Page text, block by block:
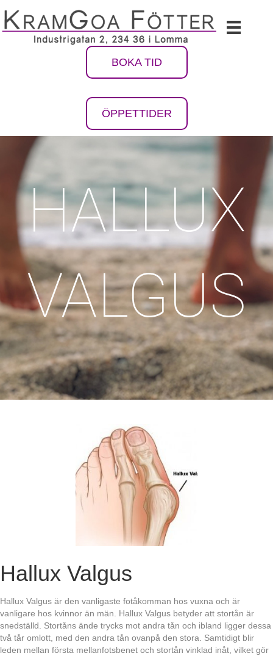
BOKA TID
ÖPPETTIDER
HALLUX
VALGUS
Hallux Valgus
Hallux Valgus är den vanligaste fotåkomman hos vuxna och är
vanligare hos kvinnor än män. Hallux Valgus betyder att stortån är
snedställd. Stortåns ände trycks mot andra tån och ibland ligger dessa
två tår omlott, med den andra tån ovanpå den stora. Samtidigt blir
leden mellan första mellanfotsbenet och stortån vinklad inåt, vilket gör